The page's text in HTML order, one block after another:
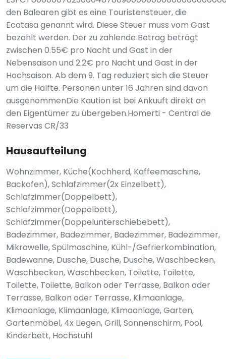
den Balearen gibt es eine Touristensteuer, die
Ecotasa genannt wird. Diese Steuer muss vom Gast
bezahlt werden. Der zu zahlende Betrag beträgt
zwischen 0.55€ pro Nacht und Gast in der
Nebensaison und 2.2€ pro Nacht und Gast in der
Hochsaison. Ab dem 9. Tag reduziert sich die Steuer
um die Hälfte. Personen unter 16 Jahren sind davon
ausgenommenDie Kaution ist bei Ankuuft direkt an
den Eigentümer zu übergeben.Homerti - Central de
Reservas CR/33
Hausaufteilung
Wohnzimmer, Küche(Kochherd, Kaffeemaschine,
Backofen), Schlafzimmer(2x Einzelbett),
Schlafzimmer(Doppelbett),
Schlafzimmer(Doppelbett),
Schlafzimmer(Doppelunterschiebebett),
Badezimmer, Badezimmer, Badezimmer, Badezimmer,
Mikrowelle, Spülmaschine, Kühl-/Gefrierkombination,
Badewanne, Dusche, Dusche, Dusche, Waschbecken,
Waschbecken, Waschbecken, Toilette, Toilette,
Toilette, Toilette, Balkon oder Terrasse, Balkon oder
Terrasse, Balkon oder Terrasse, Klimaanlage,
Klimaanlage, Klimaanlage, Klimaanlage, Garten,
Gartenmöbel, 4x Liegen, Grill, Sonnenschirm, Pool,
Kinderbett, Hochstuhl